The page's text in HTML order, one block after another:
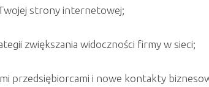
strony internetowej;
zwiększania widoczności firmy w sieci;
przedsiębiorcami i nowe kontakty